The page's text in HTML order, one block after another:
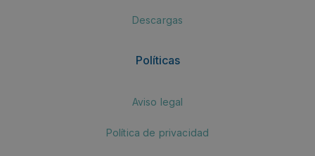
Descargas
Políticas
Aviso legal
Política de privacidad